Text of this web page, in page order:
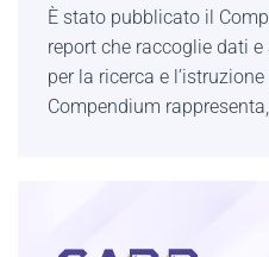
È stato pubblicato il
report che raccoglie dati
per la ricerca e
Compendium